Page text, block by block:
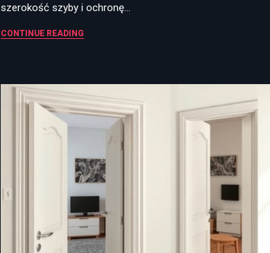
szerokość szyby i ochronę…
CONTINUE READING